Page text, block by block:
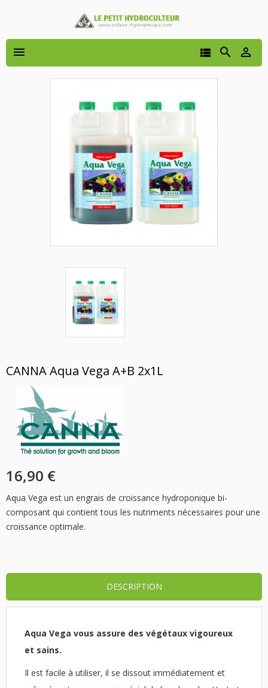
 


CANNA Aqua Vega A+B 2x1L
16,90 €
Aqua Vega est un engrais de croissance hydroponique bi-
composant qui contient tous les nutriments nécessaires pour une
croissance optimale.
DESCRIPTION
Aqua Vega vous assure des végétaux vigoureux
et sains.
Il est facile à utiliser, il se dissout immédiatement et